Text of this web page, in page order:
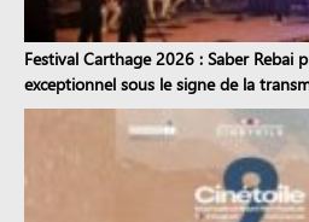
Festival Carthage 2026 : Saber Rebai
exceptionnel sous le signe de la